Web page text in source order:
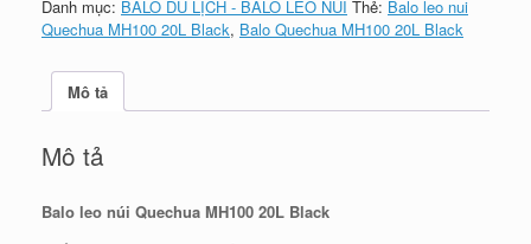
MH100
20L
lượng
Danh mục: BALO DU LỊCH - BALO LEO NÚI Thẻ: Balo leo nui
Quechua MH100 20L Black, Balo Quechua MH100 20L Black
Mô tả
Mô tả
Balo leo núi Quechua MH100 20L Black